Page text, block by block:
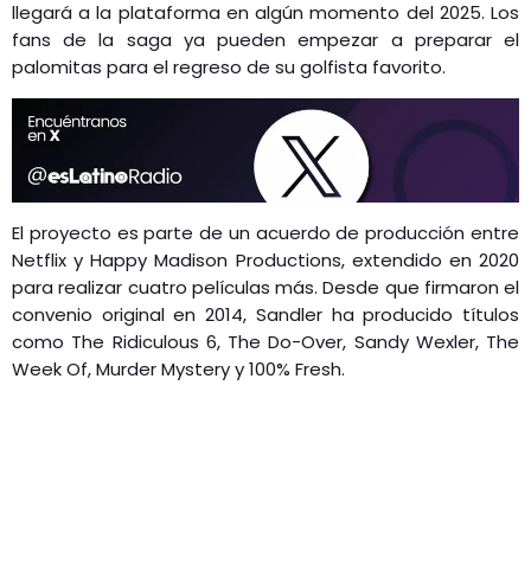
llegará a la plataforma en algún momento del 2025. Los
fans de la saga ya pueden empezar a preparar el
palomitas para el regreso de su golfista favorito.
El proyecto es parte de un acuerdo de producción entre
Netflix y Happy Madison Productions, extendido en 2020
para realizar cuatro películas más. Desde que firmaron el
convenio original en 2014, Sandler ha producido títulos
como The Ridiculous 6, The Do-Over, Sandy Wexler, The
Week Of, Murder Mystery y 100% Fresh.